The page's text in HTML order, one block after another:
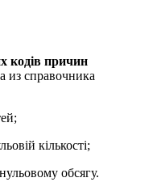
кодів причин
из справочника
кількості;
обсягу.